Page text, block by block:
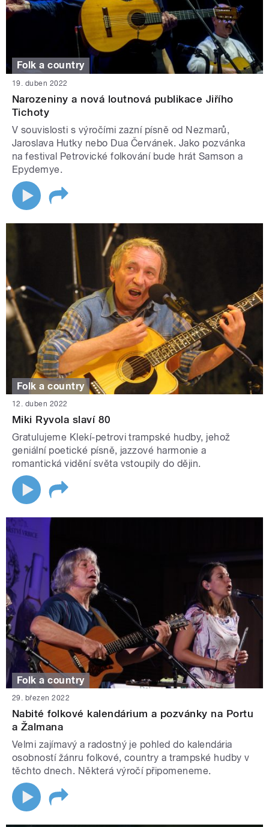
Folk a country
19. duben 2022
Narozeniny a nová loutnová publikace Jiřího
Tichoty
V souvislosti s výročími zazní písně od Nezmarů,
Jaroslava Hutky nebo Dua Červánek. Jako pozvánka
na festival Petrovické folkování bude hrát Samson a
Epydemye.
Folk a country
12. duben 2022
Miki Ryvola slaví 80
Gratulujeme Klekí-petrovi trampské hudby, jehož
geniální poetické písně, jazzové harmonie a
romantická vidění světa vstoupily do dějin.
Folk a country
29. březen 2022
Nabité folkové kalendárium a pozvánky na Portu
a Žalmana
Velmi zajímavý a radostný je pohled do kalendária
osobností žánru folkové, country a trampské hudby v
těchto dnech. Některá výročí připomeneme.